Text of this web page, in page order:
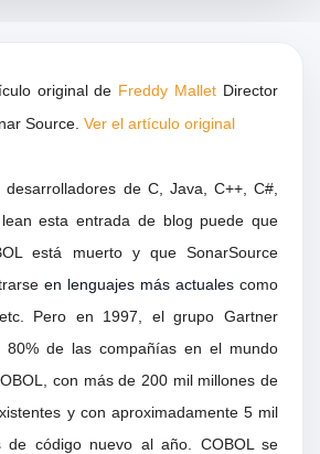
original de Freddy Mallet Director
Source. Ver el artículo original
de C, Java, C++, C#,
esta entrada de blog puede que
está muerto y que SonarSource
en lenguajes más actuales como
Pero en 1997, el grupo Gartner
80% de las compañías en el mundo
con más de 200 mil millones de
y con aproximadamente 5 mil
de código nuevo al año. COBOL se